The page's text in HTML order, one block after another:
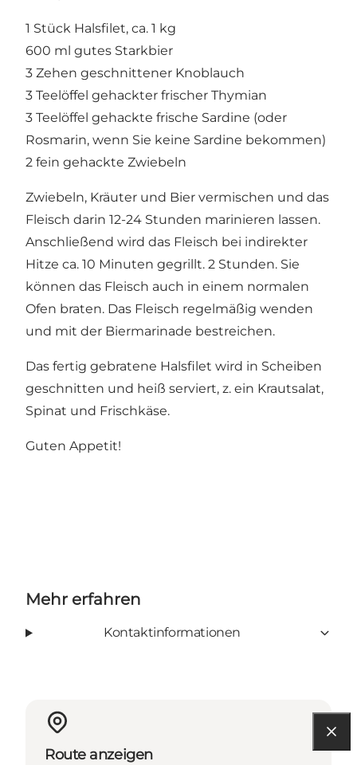
1 Stück Halsfilet, ca. 1 kg
600 ml gutes Starkbier
3 Zehen geschnittener Knoblauch
3 Teelöffel gehackter frischer Thymian
3 Teelöffel gehackte frische Sardine (oder
Rosmarin, wenn Sie keine Sardine bekommen)
2 fein gehackte Zwiebeln
Zwiebeln, Kräuter und Bier vermischen und das
Fleisch darin 12-24 Stunden marinieren lassen.
Anschließend wird das Fleisch bei indirekter
Hitze ca. 10 Minuten gegrillt. 2 Stunden. Sie
können das Fleisch auch in einem normalen
Ofen braten. Das Fleisch regelmäßig wenden
und mit der Biermarinade bestreichen.
Das fertig gebratene Halsfilet wird in Scheiben
geschnitten und heiß serviert, z. ein Krautsalat,
Spinat und Frischkäse.
Guten Appetit!
Mehr erfahren
Kontaktinformationen
Route anzeigen